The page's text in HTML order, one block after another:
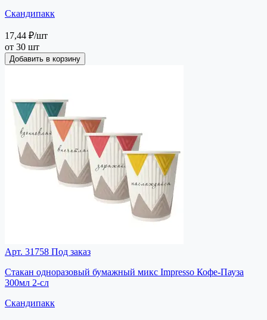
Скандипакк
17,44 ₽/шт
от 30 шт
Добавить в корзину
Арт. 31758 Под заказ
Стакан одноразовый бумажный микс Impresso Кофе-Пауза
300мл 2-сл
Скандипакк